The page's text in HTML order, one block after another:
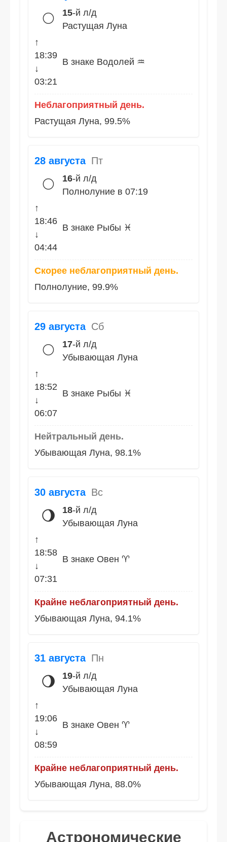
🌕 15-й л/д
Растущая Луна
↑
18:39
↓
03:21
В знаке Водолей ♒
Неблагоприятный день.
Растущая Луна, 99.5%
28 августа Пт
🌕 16-й л/д
Полнолуние в 07:19
↑
18:46
↓
04:44
В знаке Рыбы ♓
Скорее неблагоприятный день.
Полнолуние, 99.9%
29 августа Сб
🌕 17-й л/д
Убывающая Луна
↑
18:52
↓
06:07
В знаке Рыбы ♓
Нейтральный день.
Убывающая Луна, 98.1%
30 августа Вс
🌖 18-й л/д
Убывающая Луна
↑
18:58
↓
07:31
В знаке Овен ♈
Крайне неблагоприятный день.
Убывающая Луна, 94.1%
31 августа Пн
🌖 19-й л/д
Убывающая Луна
↑
19:06
↓
08:59
В знаке Овен ♈
Крайне неблагоприятный день.
Убывающая Луна, 88.0%
Астрономические